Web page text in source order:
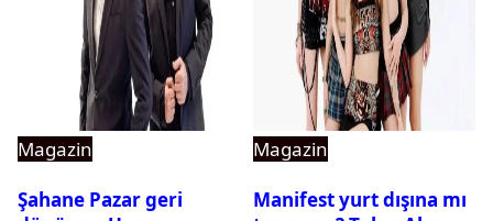
Magazin
Şahane Pazar geri
Magazin
Manifest yurt dışına mı